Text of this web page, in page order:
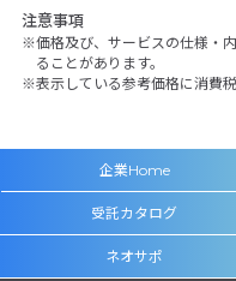
注意事項
価格及び、サービスの仕様・
ることがあります。
表示している参考価格に消費
企業Home
受託カタログ
ネオサポ